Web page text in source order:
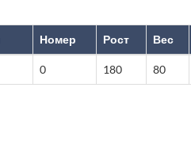
Номер Рост Вес
0 180 80